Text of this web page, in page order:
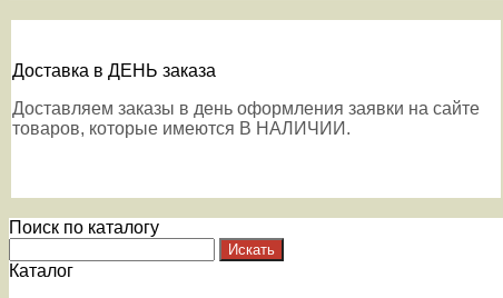
Доставка в ДЕНЬ заказа
Доставляем заказы в день оформления заявки на сайте
товаров, которые имеются В НАЛИЧИИ.
Поиск по каталогу
Каталог